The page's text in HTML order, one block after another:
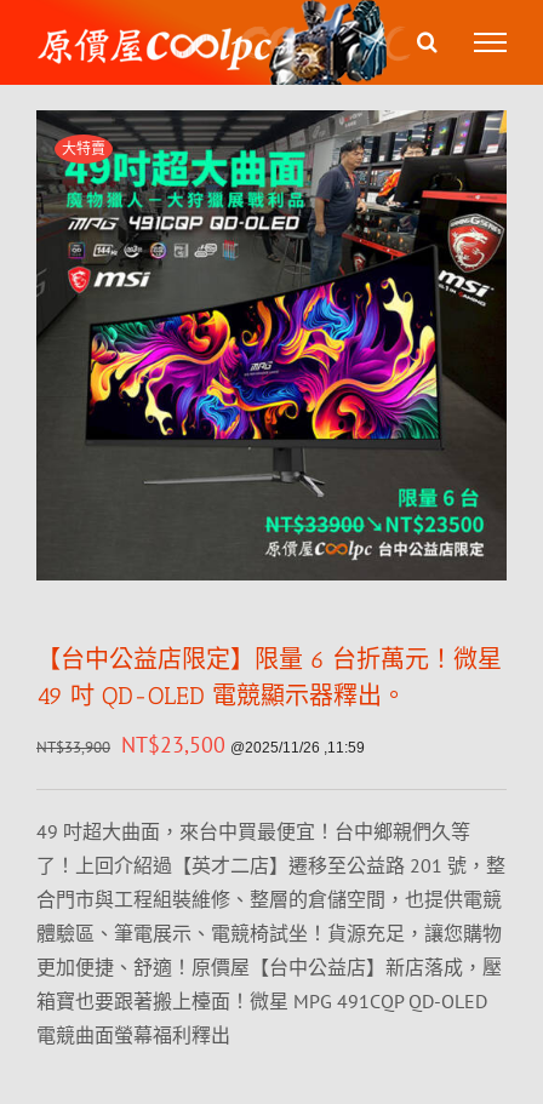
content
大特賣
【台中公益店限定】限量 6 台折萬元！微星
49 吋 QD-OLED 電競顯示器釋出。
NT$33,900 NT$23,500 @2025/11/26 ,11:59
49 吋超大曲面，來台中買最便宜！台中鄉親們久等
了！上回介紹過【英才二店】遷移至公益路 201 號，整
合門市與工程組裝維修、整層的倉儲空間，也提供電競
體驗區、筆電展示、電競椅試坐！貨源充足，讓您購物
更加便捷、舒適！原價屋【台中公益店】新店落成，壓
箱寶也要跟著搬上檯面！微星 MPG 491CQP QD-OLED
電競曲面螢幕福利釋出